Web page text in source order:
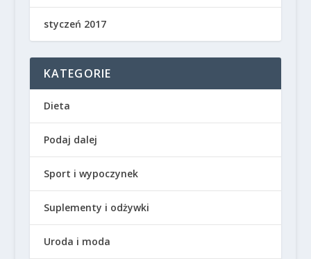
styczeń 2017
KATEGORIE
Dieta
Podaj dalej
Sport i wypoczynek
Suplementy i odżywki
Uroda i moda